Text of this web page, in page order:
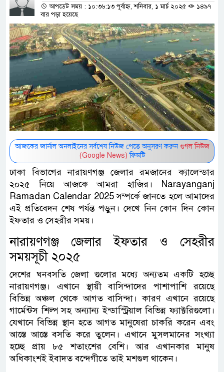
আপডেট সময় : ১০:৩৬:১৩ পূর্বাহ্ন, শনিবার, ১ মার্চ ২০২৫
১৪৯৭
বার পড়া হয়েছে
আজকের জার্নাল অনলাইনের সর্বশেষ নিউজ পেতে অনুসরণ করুন গুগল নিউজ
(Google News) ফিডটি
ঢাকা বিভাগের নারায়ণগঞ্জ জেলার রমজানের ক্যালেন্ডার
২০২৫ নিয়ে আজকে আমরা হাজির। Narayanganj
Ramadan Calendar 2025 সম্পর্কে জানতে হলে আমাদের
এই প্রতিবেদন শেষ পর্যন্ত পড়ুন। দেখে নিন কোন দিন কোন
ইফতার ও সেহরীর সময়।
নারায়ণগঞ্জ জেলার ইফতার ও সেহরীর
সময়সূচী ২০২৫
দেশের ঘনবসতি জেলা গুলোর মধ্যে অন্যতম একটি হচ্ছে
নারায়ণগঞ্জ। এখানে স্থায়ী বাসিন্দাদের পাশাপাশি রয়েছে
বিভিন্ন অঞ্চল থেকে আগত বাসিন্দা। কারণ এখানে রয়েছে
গার্মেন্টস শিল্প সহ অন্যান্য ইন্ডাস্ট্রিয়াল বিভিন্ন ফ্যাক্টরিগুলো।
যেখানে বিভিন্ন স্থান হতে আগত মানুষেরা চাকরি করেন এবং
আস্তে আস্তে বসতি করে তুলেন। এখানে মুসলমানের সংখ্যা
হচ্ছে প্রায় ৮৫ শতাংশের বেশি। আর এখানকার মানুষ
অধিকাংশই ইবাদত বন্দেগীতে তাই মশগুল থাকেন।